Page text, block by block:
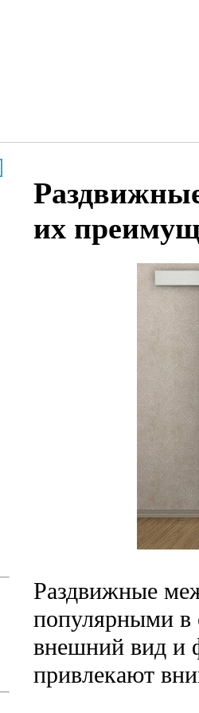
их
Раздвижные
популярными в
внешний вид и
привлекают